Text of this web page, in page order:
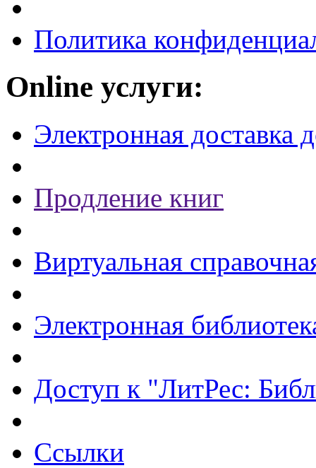
Политика
Online услуги:
Электронная доставка
Продление книг
Виртуальная
Электронная
Доступ к "ЛитРес:
Ссылки